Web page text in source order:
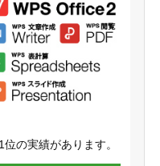
の実績があります。